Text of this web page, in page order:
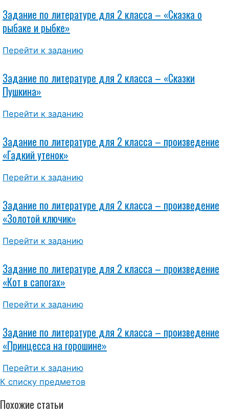
Задание по литературе для 2 класса – «Сказка о
рыбаке и рыбке»
Перейти к заданию
Задание по литературе для 2 класса – «Сказки
Пушкина»
Перейти к заданию
Задание по литературе для 2 класса – произведение
«Гадкий утенок»
Перейти к заданию
Задание по литературе для 2 класса – произведение
«Золотой ключик»
Перейти к заданию
Задание по литературе для 2 класса – произведение
«Кот в сапогах»
Перейти к заданию
Задание по литературе для 2 класса – произведение
«Принцесса на горошине»
Перейти к заданию
К списку предметов
Похожие статьи